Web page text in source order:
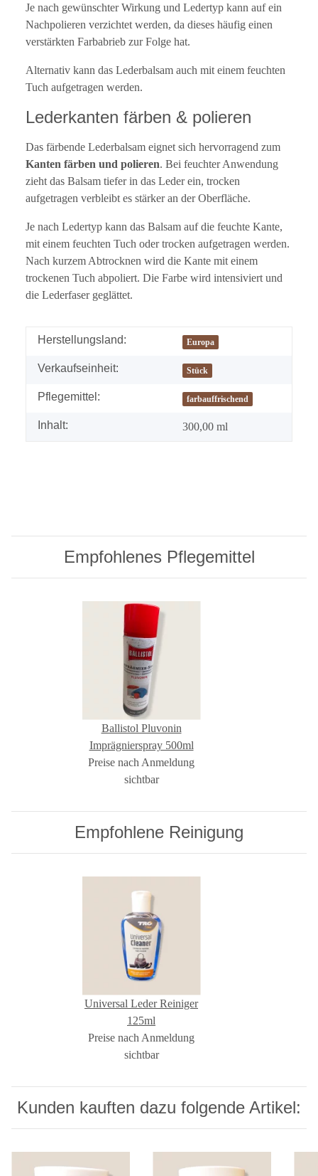
Je nach gewünschter Wirkung und Ledertyp kann auf ein
Nachpolieren verzichtet werden, da dieses häufig einen
verstärkten Farbabrieb zur Folge hat.
Alternativ kann das Lederbalsam auch mit einem feuchten
Tuch aufgetragen werden.
Lederkanten färben & polieren
Das färbende Lederbalsam eignet sich hervorragend zum
Kanten färben und polieren. Bei feuchter Anwendung
zieht das Balsam tiefer in das Leder ein, trocken
aufgetragen verbleibt es stärker an der Oberfläche.
Je nach Ledertyp kann das Balsam auf die feuchte Kante,
mit einem feuchten Tuch oder trocken aufgetragen werden.
Nach kurzem Abtrocknen wird die Kante mit einem
trockenen Tuch abpoliert. Die Farbe wird intensiviert und
die Lederfaser geglättet.
Herstellungsland: Europa
Verkaufseinheit: Stück
Pflegemittel: farbauffrischend
Inhalt: 300,00 ml
Empfohlenes Pflegemittel
Ballistol Pluvonin
Imprägnierspray 500ml
Preise nach Anmeldung
sichtbar
Empfohlene Reinigung
Universal Leder Reiniger
125ml
Preise nach Anmeldung
sichtbar
Kunden kauften dazu folgende Artikel: